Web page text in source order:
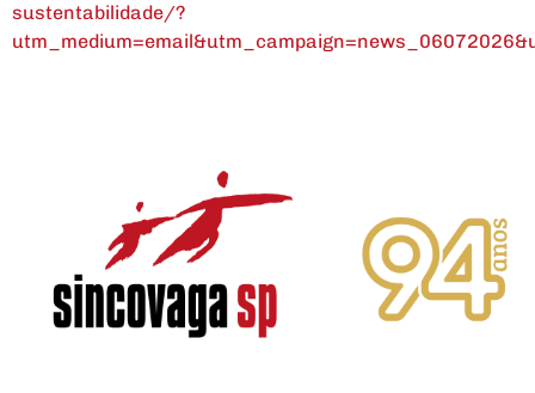
sustentabilidade/?